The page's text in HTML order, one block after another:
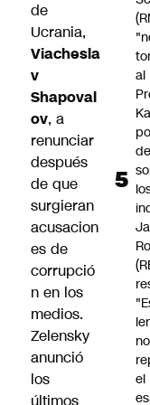
de
Ucrania,
Viachesla
v
Shapoval
ov, a
renunciar
después
de que
surgieran
acusacion
es de
corrupció
n en los
medios.
Zelensky
anunció
los
últimos
al
no
el